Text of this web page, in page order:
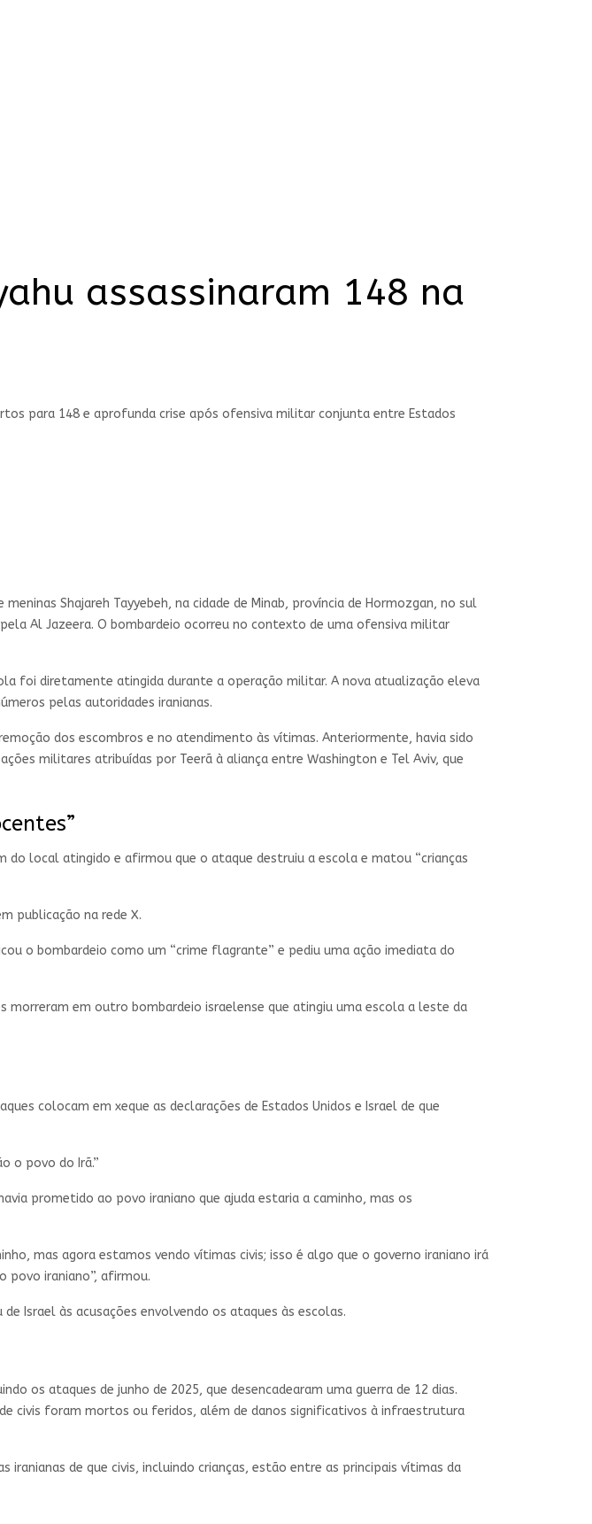
assassinaram 148 na
para 148 e aprofunda crise após ofensiva militar conjunta entre Estados
Shajareh Tayyebeh, na cidade de Minab, província de Hormozgan, no sul
Al Jazeera. O bombardeio ocorreu no contexto de uma ofensiva militar
foi diretamente atingida durante a operação militar. A nova atualização eleva
pelas autoridades iranianas.
dos escombros e no atendimento às vítimas. Anteriormente, havia sido
militares atribuídas por Teerã à aliança entre Washington e Tel Aviv, que
do local atingido e afirmou que o ataque destruiu a escola e matou “crianças
publicação na rede X.
o bombardeio como um “crime flagrante” e pediu uma ação imediata do
em outro bombardeio israelense que atingiu uma escola a leste da
colocam em xeque as declarações de Estados Unidos e Israel de que
o povo do Irã.”
prometido ao povo iraniano que ajuda estaria a caminho, mas os
mas agora estamos vendo vítimas civis; isso é algo que o governo iraniano irá
povo iraniano”, afirmou.
Israel às acusações envolvendo os ataques às escolas.
os ataques de junho de 2025, que desencadearam uma guerra de 12 dias.
civis foram mortos ou feridos, além de danos significativos à infraestrutura
de que civis, incluindo crianças, estão entre as principais vítimas da